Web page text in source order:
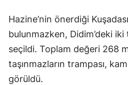
Hazine’nin önerdiği
bulunmazken, Didim’deki
seçildi. Toplam değeri 268
taşınmazların trampası,
görüldü.